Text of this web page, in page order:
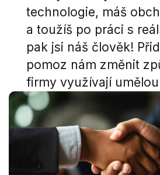
technologie, máš
a toužíš po práci s
pak jsi náš člověk!
pomoz nám změnit
firmy využívají